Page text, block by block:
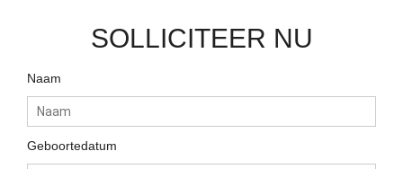
SOLLICITEER NU
Naam
Geboortedatum